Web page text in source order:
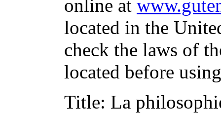
online at
located in the
check the laws of
located before
Title: La